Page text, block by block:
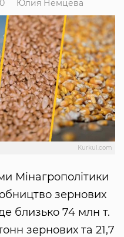
0 Юлия Немцева
Kurkul.com
Мінагрополітики
зернових
близько 74 млн т.
зернових та 21,7